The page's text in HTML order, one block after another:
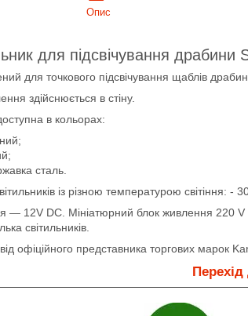
Опис
для підсвічування
для точкового підсвічування щаблів
здійснюється в стіну.
в кольорах:
сталь.
із різною температурою світіння: -
— 12V DC. Мініатюрний блок живлення 220 V
світильників.
від офіційного представника торгових
Перехід